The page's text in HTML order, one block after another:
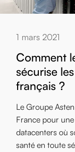
1 mars 2021
Comment
sécurise
français ?
Le Groupe
France pour
datacenters où
santé en toute